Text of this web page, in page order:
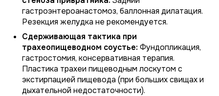
гастроэнтероанастомоз, баллонная дилатация.
Резекция желудка не рекомендуется.
Сдерживающая тактика при
трахеопищеводном соустье: Фундопликация,
гастростомия, консервативная терапия.
Пластика трахеи пищеводным лоскутом с
экстирпацией пищевода (при больших свищах и
дыхательной недостаточности).